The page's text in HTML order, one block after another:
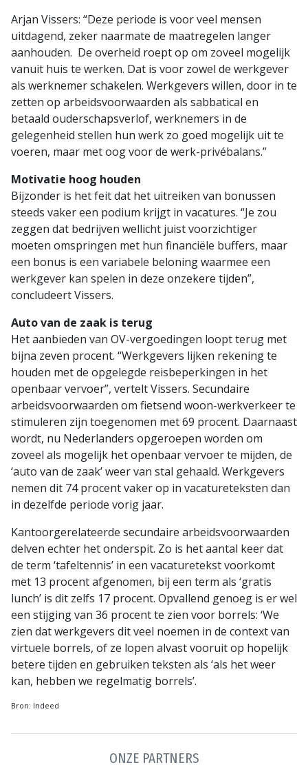
Arjan Vissers: “Deze periode is voor veel mensen
uitdagend, zeker naarmate de maatregelen langer
aanhouden. De overheid roept op om zoveel mogelijk
vanuit huis te werken. Dat is voor zowel de werkgever
als werknemer schakelen. Werkgevers willen, door in te
zetten op arbeidsvoorwaarden als sabbatical en
betaald ouderschapsverlof, werknemers in de
gelegenheid stellen hun werk zo goed mogelijk uit te
voeren, maar met oog voor de werk-privébalans.”
Motivatie hoog houden
Bijzonder is het feit dat het uitreiken van bonussen
steeds vaker een podium krijgt in vacatures. “Je zou
zeggen dat bedrijven wellicht juist voorzichtiger
moeten omspringen met hun financiële buffers, maar
een bonus is een variabele beloning waarmee een
werkgever kan spelen in deze onzekere tijden”,
concludeert Vissers.
Auto van de zaak is terug
Het aanbieden van OV-vergoedingen loopt terug met
bijna zeven procent. “Werkgevers lijken rekening te
houden met de opgelegde reisbeperkingen in het
openbaar vervoer”, vertelt Vissers. Secundaire
arbeidsvoorwaarden om fietsend woon-werkverkeer te
stimuleren zijn toegenomen met 69 procent. Daarnaast
wordt, nu Nederlanders opgeroepen worden om
zoveel als mogelijk het openbaar vervoer te mijden, de
‘auto van de zaak’ weer van stal gehaald. Werkgevers
nemen dit 74 procent vaker op in vacatureteksten dan
in dezelfde periode vorig jaar.
Kantoorgerelateerde secundaire arbeidsvoorwaarden
delven echter het onderspit. Zo is het aantal keer dat
de term ‘tafeltennis’ in een vacaturetekst voorkomt
met 13 procent afgenomen, bij een term als ‘gratis
lunch’ is dit zelfs 17 procent. Opvallend genoeg is er wel
een stijging van 36 procent te zien voor borrels: ‘We
zien dat werkgevers dit veel noemen in de context van
virtuele borrels, of ze lopen alvast vooruit op hopelijk
betere tijden en gebruiken teksten als ‘als het weer
kan, hebben we regelmatig borrels’.
Bron: Indeed
ONZE PARTNERS